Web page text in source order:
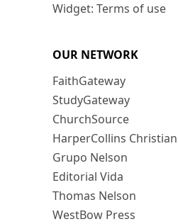
Widget: Terms of use
OUR NETWORK
FaithGateway
StudyGateway
ChurchSource
HarperCollins
Grupo Nelson
Editorial Vida
Thomas Nelson
WestBow Press